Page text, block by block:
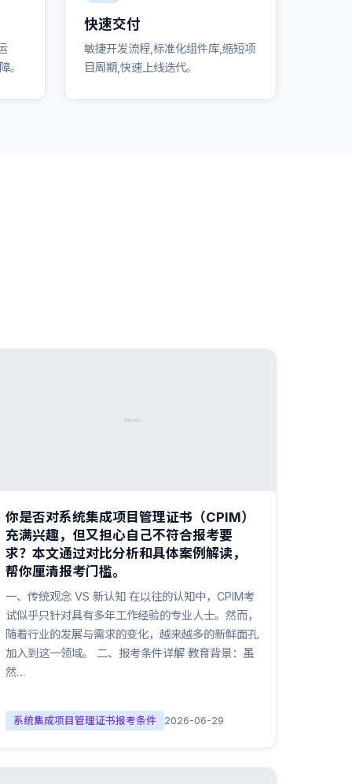
。
快速交付
敏捷开发流程,标准化组件库,缩短项
目周期,快速上线迭代。
你是否对系统集成项目管理证书（CPIM）
充满兴趣，但又担心自己不符合报考要
求？本文通过对比分析和具体案例解读，
帮你厘清报考门槛。
一、传统观念 VS 新认知 在以往的认知中，CPIM考
试似乎只针对具有多年工作经验的专业人士。然而，
随着行业的发展与需求的变化，越来越多的新鲜面孔
加入到这一领域。 二、报考条件详解 教育背景：虽
然…
系统集成项目管理证书报考条件 2026-06-29